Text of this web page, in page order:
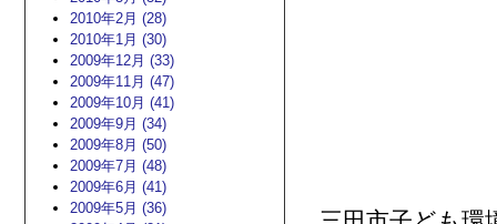
2010年2月 (28)
2010年1月 (30)
2009年12月 (33)
2009年11月 (47)
2009年10月 (41)
2009年9月 (34)
2009年8月 (50)
2009年7月 (48)
2009年6月 (41)
2009年5月 (36)